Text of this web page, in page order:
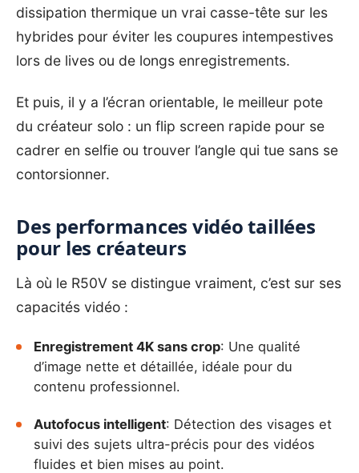
dissipation thermique un vrai casse-tête sur les
hybrides pour éviter les coupures intempestives
lors de lives ou de longs enregistrements.
Et puis, il y a l’écran orientable, le meilleur pote
du créateur solo : un flip screen rapide pour se
cadrer en selfie ou trouver l’angle qui tue sans se
contorsionner.
Des performances vidéo taillées
pour les créateurs
Là où le R50V se distingue vraiment, c’est sur ses
capacités vidéo :
Enregistrement 4K sans crop: Une qualité
d’image nette et détaillée, idéale pour du
contenu professionnel.
Autofocus intelligent: Détection des visages et
suivi des sujets ultra-précis pour des vidéos
fluides et bien mises au point.